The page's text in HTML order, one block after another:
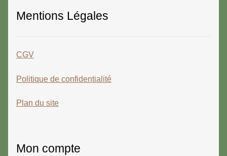
Mentions Légales
CGV
Politique de confidentialité
Plan du site
Mon compte